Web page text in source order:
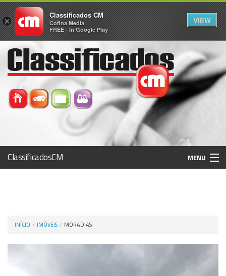
ClassificadosCM MENU
INÍCIO IMÓVEIS MORADIAS
×
Classificados CM
Cofina Media
FREE - In Google Play
VIEW